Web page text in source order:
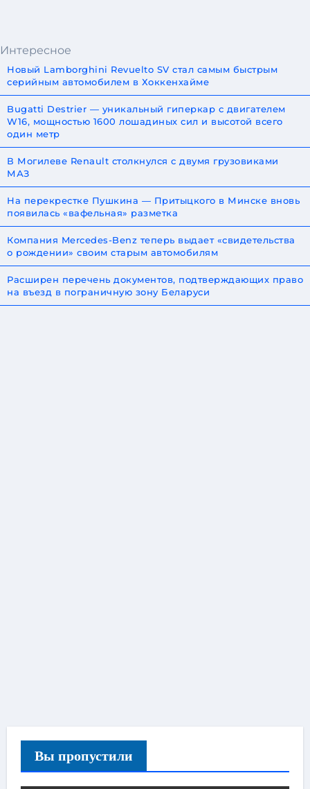
Интересное
Новый Lamborghini Revuelto SV стал самым быстрым
серийным автомобилем в Хоккенхайме
Bugatti Destrier — уникальный гиперкар с двигателем
W16, мощностью 1600 лошадиных сил и высотой всего
один метр
В Могилеве Renault столкнулся с двумя грузовиками
МАЗ
На перекрестке Пушкина — Притыцкого в Минске вновь
появилась «вафельная» разметка
Компания Mercedes-Benz теперь выдает «свидетельства
о рождении» своим старым автомобилям
Расширен перечень документов, подтверждающих право
на въезд в пограничную зону Беларуси
Вы пропустили